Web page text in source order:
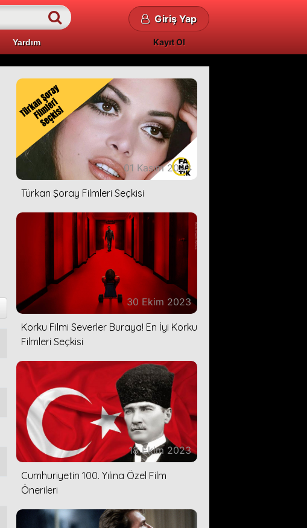
Yardım
Giriş Yap
Kayıt Ol
01 Kasım 2023
Türkan Şoray Filmleri Seçkisi
30 Ekim 2023
Korku Filmi Severler Buraya! En İyi Korku
Filmleri Seçkisi
18 Ekim 2023
Cumhuriyetin 100. Yılına Özel Film
Önerileri